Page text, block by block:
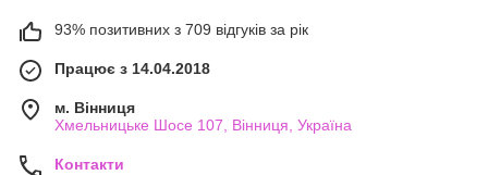
93% позитивних з 709 відгуків за рік
Працює з 14.04.2018
м. Вінниця
Хмельницьке Шосе 107, Вінниця, Україна
Контакти